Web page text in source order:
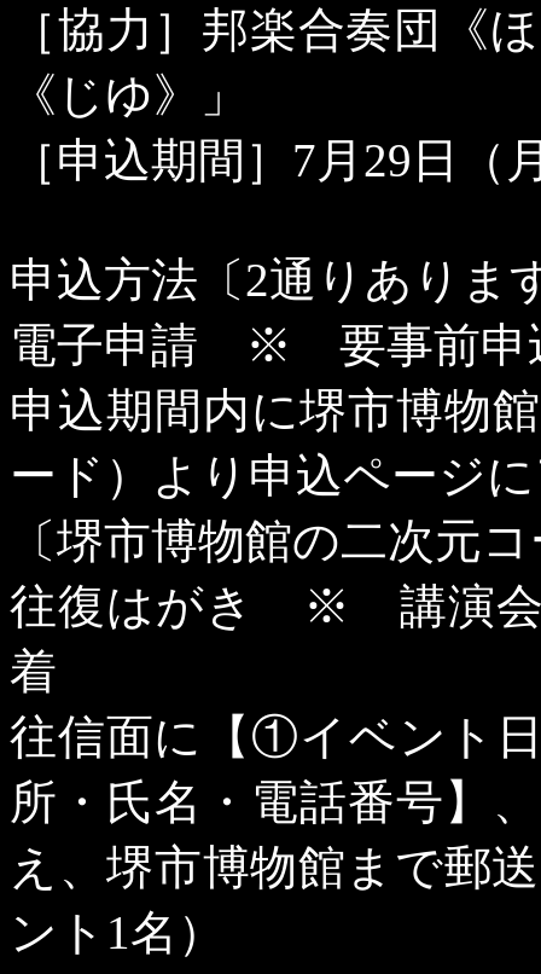
［協力］邦楽合奏団《
《じゆ》」
［申込期間］ 7月 29 日（
申込方法〔2通りありま
電子申請 ※ 要事前申
申込期間内に堺市博物
ード）より申込ページ
〔堺市博物館の二次元
往復はがき ※ 講演会
着
往信面に【①イベント
所・氏名・電話番号】
え、堺市博物館まで郵
ント 1名）